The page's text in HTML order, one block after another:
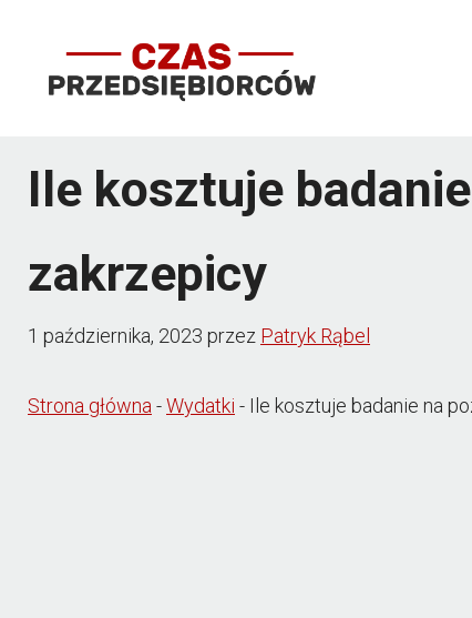
Ile kosztuje
zakrzepicy
1 października, 2023 przez Patryk Rąbel
Strona główna-Wydatki - Ile kosztuje badanie na